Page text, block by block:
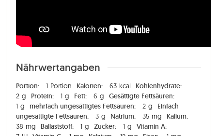
Nährwertangaben
Portion: 1 Portion Kalorien: 63 kcal
Kohlenhydrate:
2 g Protein: 1 g Fett: 6 g
Gesättigte Fettsäuren:
1 g mehrfach ungesättigtes Fettsäuren: 2 g
Einfach
ungesättigte Fettsäuren:
3 g Natrium: 35 mg
Kalium:
38 mg Ballaststoff: 1 g Zucker: 1 g
Vitamin A: